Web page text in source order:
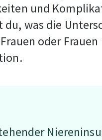
und
was die
oder Frauen